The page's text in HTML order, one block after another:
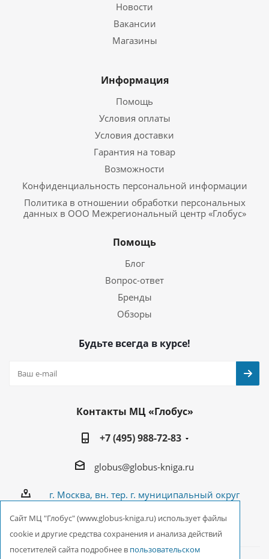
Новости
Вакансии
Магазины
Информация
Помощь
Условия оплаты
Условия доставки
Гарантия на товар
Возможности
Конфиденциальность персональной информации
Политика в отношении обработки персональных
данных в ООО Межрегиональный центр «Глобус»
Помощь
Блог
Вопрос-ответ
Бренды
Обзоры
Будьте всегда в курсе!
Контакты МЦ «Глобус»
+7 (495) 988-72-83
globus@globus-kniga.ru
г. Москва, вн. тер. г. муниципальный округ
Cайт МЦ "Глобус" (www.globus-kniga.ru) использует файлы
cookie и другие средства сохранения и анализа действий
посетителей сайта подробнее в пользовательском